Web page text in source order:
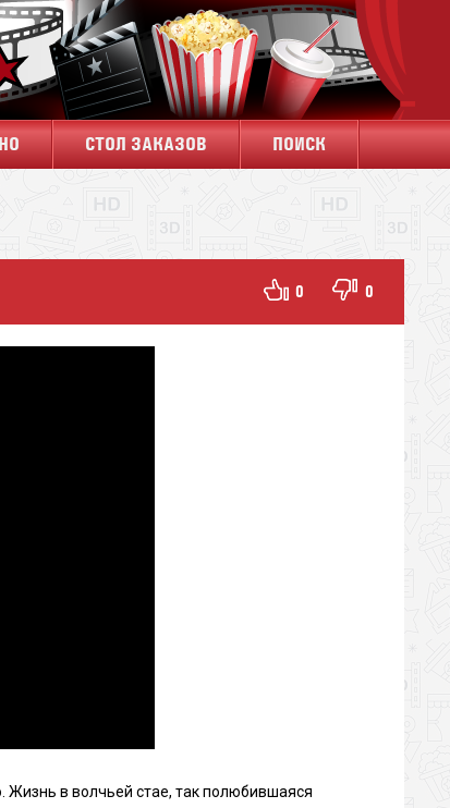
СТОЛ ЗАКАЗОВ ПОИСК
0 0
в волчьей стае, так полюбившаяся